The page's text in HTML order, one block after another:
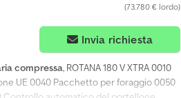
(73.780 € lordo)
Invia richiesta
compressa, ROTANA 180 V XTRA 0010
UE 0040 Pacchetto per foraggio 0050